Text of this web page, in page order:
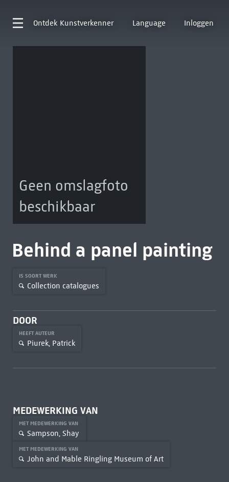
Ontdek Kunstverkenner Language Inloggen
Geen omslagfoto
beschikbaar
Behind a panel painting
IS SOORT WERK
Collection catalogues
DOOR
HEEFT AUTEUR
Piurek, Patrick
MEDEWERKING VAN
MET MEDEWERKING VAN
Sampson, Shay
MET MEDEWERKING VAN
John and Mable Ringling Museum of Art